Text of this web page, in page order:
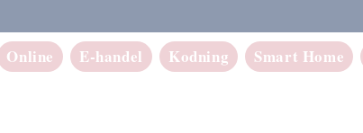
Online E-handel Kodning Smart Home